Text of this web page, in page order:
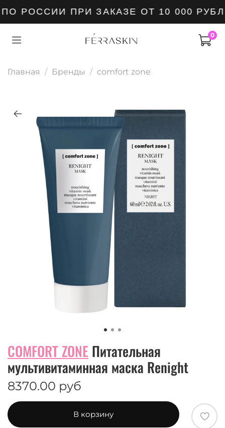
РОССИИ ПРИ ЗАКАЗЕ ОТ 10 000
0
Главная Бренды comfort zone
COMFORT ZONE Питательная
мультивитаминная маска Renight
8370.00 руб
В корзину